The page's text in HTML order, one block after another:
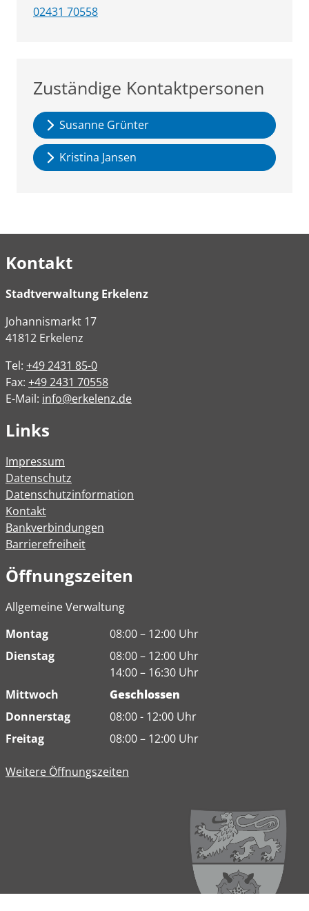
02431 70558
Zuständige Kontaktpersonen
Susanne Grünter
Kristina Jansen
Kontakt
Stadtverwaltung Erkelenz
Johannismarkt 17
41812 Erkelenz
Tel: +49 2431 85-0
Fax: +49 2431 70558
E-Mail: info@erkelenz.de
Links
Impressum
Datenschutz
Datenschutzinformation
Kontakt
Bankverbindungen
Barrierefreiheit
Öffnungszeiten
Allgemeine Verwaltung
Montag
08:00 – 12:00 Uhr
Dienstag
08:00 – 12:00 Uhr
14:00 – 16:30 Uhr
Mittwoch
Geschlossen
Donnerstag
08:00 - 12:00 Uhr
Freitag
08:00 – 12:00 Uhr
Weitere Öffnungszeiten